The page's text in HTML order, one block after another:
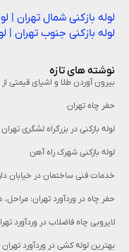
لوله بازکنی شمال تهران |
لوله بازکنی جنوب تهران |
نوشته های تازه
بیرون آوردن طلا و اشیای قیمتی
حفر چاه تهران
لوله بازکنی در بزرگراه لشگری
لوله بازکنی شهرک راه آهن
خدمات فنی ساختمان در خیابان
حفر چاه در وردآورد تهران:
لایروبی چاه فاضلاب در وردآورد
بهترین لوله کشی در وردآورد تهران